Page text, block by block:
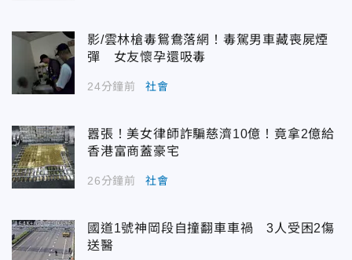
影/雲林槍毒鴛鴦落網！毒駕男車藏喪屍煙
彈 女友懷孕還吸毒
24分鐘前 社會
囂張！美女律師詐騙慈濟10億！竟拿2億給
香港富商蓋豪宅
26分鐘前 社會
國道1號神岡段自撞翻車車禍 3人受困2傷
送醫